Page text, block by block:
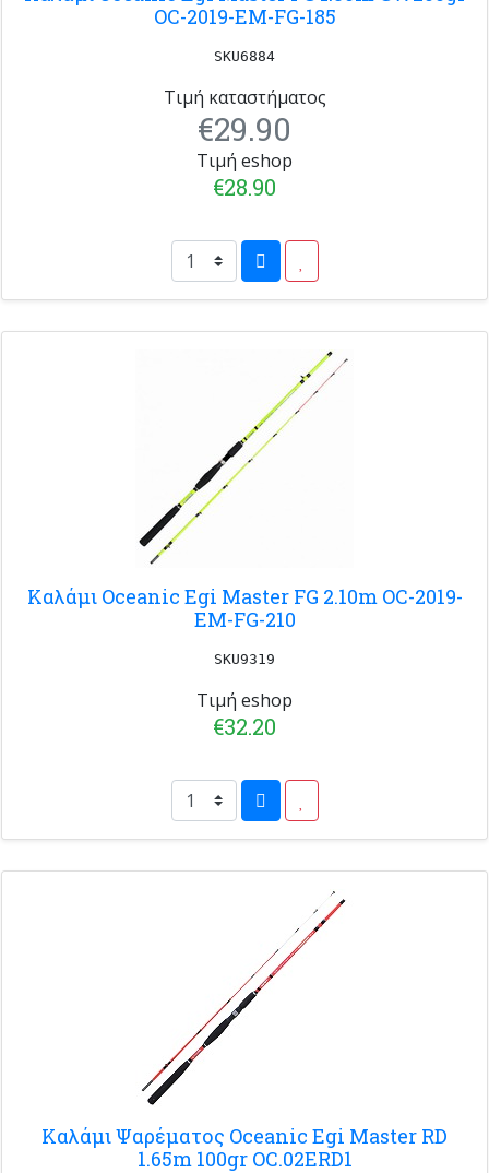
OC-2019-EM-FG-185
SKU6884
Τιμή καταστήματος
€29.90
Τιμή eshop
€28.90
Καλάμι Oceanic Egi Master FG 2.10m OC-2019-
EM-FG-210
SKU9319
Τιμή eshop
€32.20
Καλάμι Ψαρέματος Oceanic Egi Master RD
1.65m 100gr OC.02ERD1